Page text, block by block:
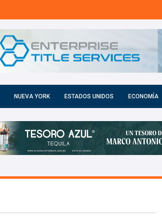
NUEVA YORK ESTADOS UNIDOS ECONOMÍA